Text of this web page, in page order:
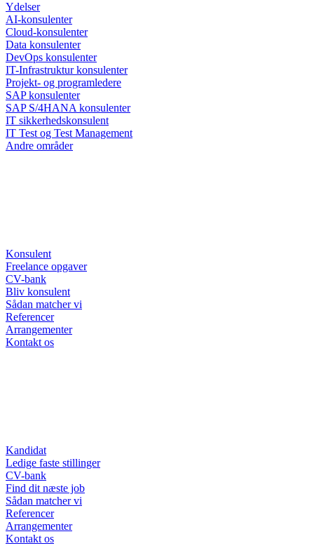
Ydelser
AI-konsulenter
Cloud-konsulenter
Data konsulenter
DevOps konsulenter
IT-Infrastruktur konsulenter
Projekt- og programledere
SAP konsulenter
SAP S/4HANA konsulenter
IT sikkerhedskonsulent
IT Test og Test Management
Andre områder
Konsulent
Freelance opgaver
CV-bank
Bliv konsulent
Sådan matcher vi
Referencer
Arrangementer
Kontakt os
Kandidat
Ledige faste stillinger
CV-bank
Find dit næste job
Sådan matcher vi
Referencer
Arrangementer
Kontakt os